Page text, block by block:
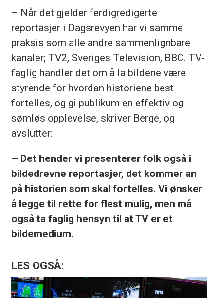
– Når det gjelder ferdigredigerte
reportasjer i Dagsrevyen har vi samme
praksis som alle andre sammenlignbare
kanaler; TV2, Sveriges Television, BBC. TV-
faglig handler det om å la bildene være
styrende for hvordan historiene best
fortelles, og gi publikum en effektiv og
sømløs opplevelse, skriver Berge, og
avslutter:
– Det hender vi presenterer folk også i
bildedrevne reportasjer, det kommer an
på historien som skal fortelles. Vi ønsker
å legge til rette for flest mulig, men må
også ta faglig hensyn til at TV er et
bildemedium.
LES OGSÅ: